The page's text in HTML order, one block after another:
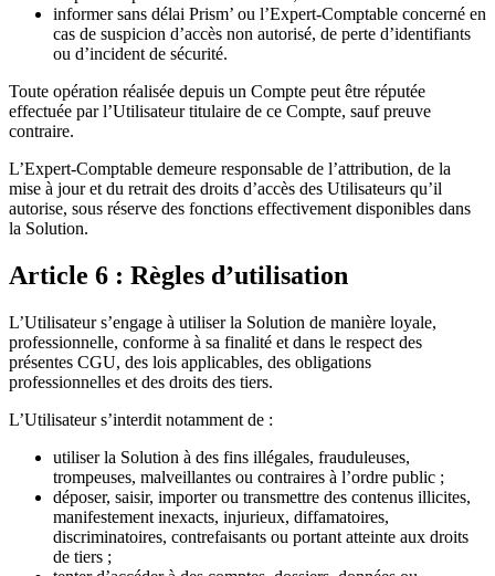
informer sans délai Prism’ ou l’Expert-Comptable concerné en
cas de suspicion d’accès non autorisé, de perte d’identifiants
ou d’incident de sécurité.
Toute opération réalisée depuis un Compte peut être réputée
effectuée par l’Utilisateur titulaire de ce Compte, sauf preuve
contraire.
L’Expert-Comptable demeure responsable de l’attribution, de la
mise à jour et du retrait des droits d’accès des Utilisateurs qu’il
autorise, sous réserve des fonctions effectivement disponibles dans
la Solution.
Article 6 : Règles d’utilisation
L’Utilisateur s’engage à utiliser la Solution de manière loyale,
professionnelle, conforme à sa finalité et dans le respect des
présentes CGU, des lois applicables, des obligations
professionnelles et des droits des tiers.
L’Utilisateur s’interdit notamment de :
utiliser la Solution à des fins illégales, frauduleuses,
trompeuses, malveillantes ou contraires à l’ordre public ;
déposer, saisir, importer ou transmettre des contenus illicites,
manifestement inexacts, injurieux, diffamatoires,
discriminatoires, contrefaisants ou portant atteinte aux droits
de tiers ;